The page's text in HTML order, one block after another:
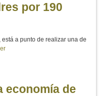
por 190
a punto de realizar una de
economía de